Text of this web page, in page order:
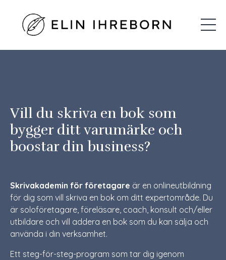
Vill du skriva en bok som
bygger ditt varumärke och
boostar din business?
Skrivakademin för företagare är en onlineutbildning
för dig som vill skriva en bok om ditt expertområde. Du
är soloföretagare, föreläsare, coach, konsult och/eller
utbildare och vill addera en bok som du kan sälja och
använda i din verksamhet.
Ett steg-för-steg-program som tar dig igenom